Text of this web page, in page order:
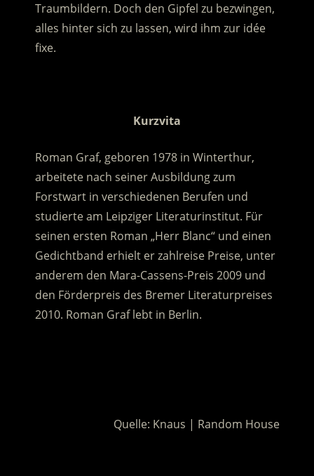
Traumbildern. Doch den Gipfel zu bezwingen,
alles hinter sich zu lassen, wird ihm zur idée
fixe.
Kurzvita
Roman Graf, geboren 1978 in Winterthur,
arbeitete nach seiner Ausbildung zum
Forstwart in verschiedenen Berufen und
studierte am Leipziger Literaturinstitut. Für
seinen ersten Roman „Herr Blanc“ und einen
Gedichtband erhielt er zahlreise Preise, unter
anderem den Mara-Cassens-Preis 2009 und
den Förderpreis des Bremer Literaturpreises
2010. Roman Graf lebt in Berlin.
Quelle: Knaus | Random House